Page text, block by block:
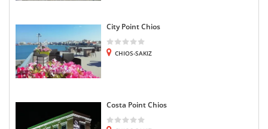
City Point Chios
CHIOS-SAKIZ
Costa Point Chios